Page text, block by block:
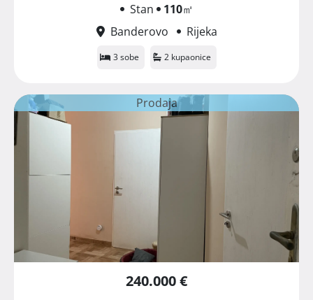
Stan 110㎡
Banderovo
Rijeka
3 sobe 2 kupaonice
Prodaja
240.000 €